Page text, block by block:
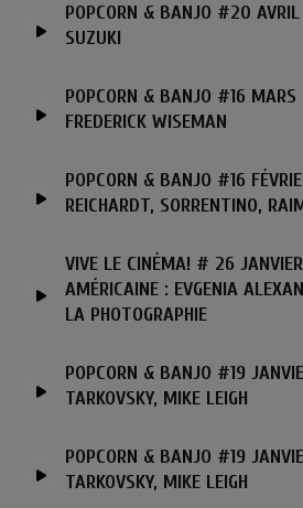
POPCORN & BANJO #20
SUZUKI
POPCORN & BANJO #16
FREDERICK WISEMAN
POPCORN & BANJO #16
REICHARDT, SORRENTINO,
VIVE LE CINÉMA! # 26
AMÉRICAINE : EVGENIA
LA PHOTOGRAPHIE
POPCORN & BANJO #19
TARKOVSKY, MIKE LEIGH
POPCORN & BANJO #19
TARKOVSKY, MIKE LEIGH